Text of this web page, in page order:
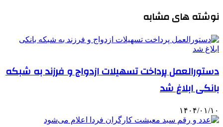
نوشته های مشابه
دستورالعمل پرداخت تسهیلات ازدواج و فرزند به شبکه
بانکی ابلاغ شد
۱۴۰۴/۰۱/۱۰